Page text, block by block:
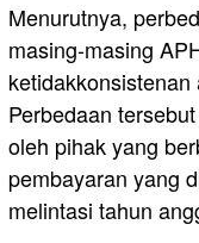
Menurutnya,
masing-masing
Perbedaan
oleh pihak yang
pembayaran yang
melintasi tahun